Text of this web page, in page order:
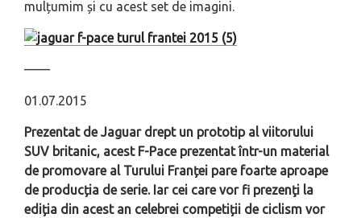
mulțumim și cu acest set de imagini.
––––
01.07.2015
Prezentat de Jaguar drept un prototip al viitorului
SUV britanic, acest F-Pace prezentat într-un material
de promovare al Turului Franței pare foarte aproape
de producția de serie. Iar cei care vor fi prezenţi la
ediția din acest an celebrei competiții de ciclism vor